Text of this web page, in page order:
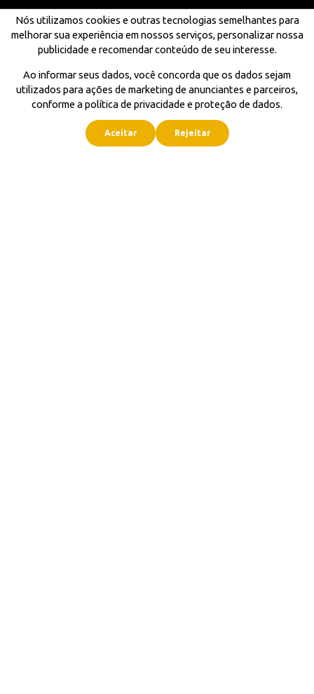
Nós utilizamos cookies e outras tecnologias semelhantes para
melhorar sua experiência em nossos serviços, personalizar nossa
publicidade e recomendar conteúdo de seu interesse.
Ao informar seus dados, você concorda que os dados sejam
utilizados para ações de marketing de anunciantes e parceiros,
conforme a política de privacidade e proteção de dados.
Aceitar Rejeitar